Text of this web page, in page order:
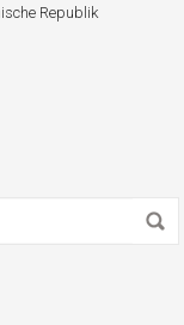
Republik